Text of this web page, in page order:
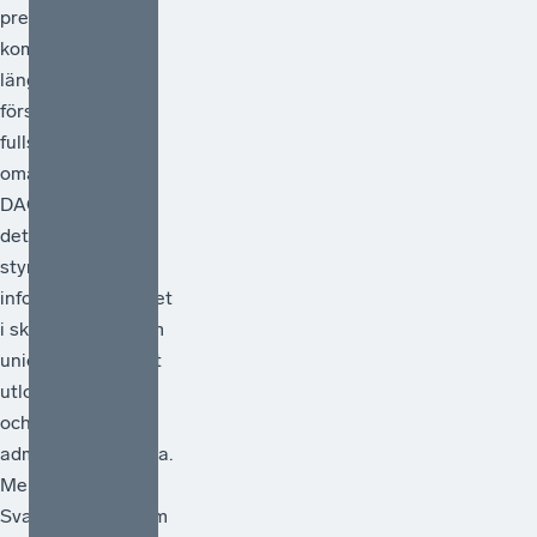
presenterade EU-
kommissionen sitt
länge väntade
förslag på en
fullständig
omarbetning av
DAC-direktivet –
det regelverk som
styr
informationsutbytet
i skattefrågor inom
unionen. Förslaget
utlovar förenkling
och minskad
administrativ börda.
Men räcker det?
Svaret, för den som